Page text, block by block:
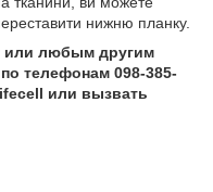
нижню планку.
или любым другим
телефонам 098-385-
или вызвать